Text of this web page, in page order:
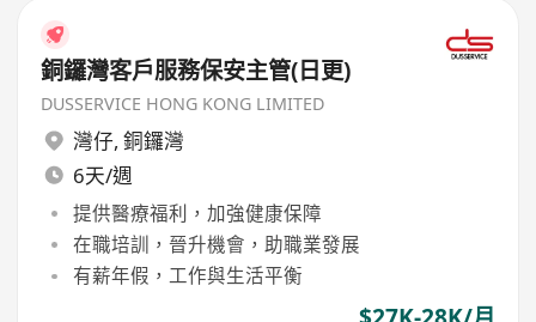
銅鑼灣客戶服務保安主管(日更)
DUSSERVICE HONG KONG LIMITED
灣仔, 銅鑼灣
6天/週
提供醫療福利，加強健康保障
在職培訓，晉升機會，助職業發展
有薪年假，工作與生活平衡